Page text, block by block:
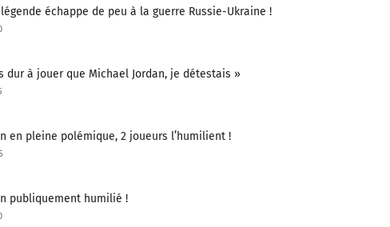
légende échappe de peu à la guerre Russie-Ukraine !
dur à jouer que Michael Jordan, je détestais »
en pleine polémique, 2 joueurs l’humilient !
publiquement humilié !